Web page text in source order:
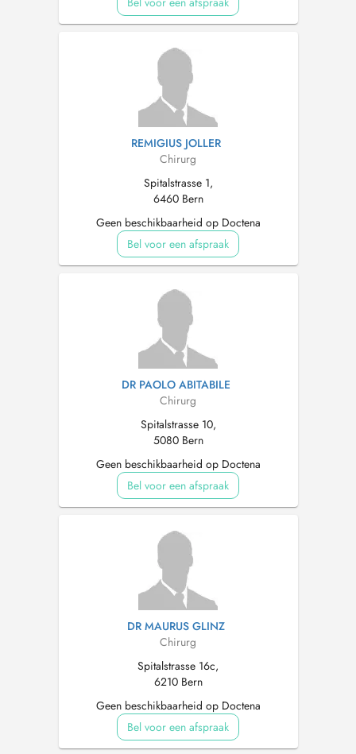
REMIGIUS JOLLER
Chirurg
Spitalstrasse 1,
6460 Bern
Geen beschikbaarheid op Doctena
Bel voor een afspraak
DR PAOLO ABITABILE
Chirurg
Spitalstrasse 10,
5080 Bern
Geen beschikbaarheid op Doctena
Bel voor een afspraak
DR MAURUS GLINZ
Chirurg
Spitalstrasse 16c,
6210 Bern
Geen beschikbaarheid op Doctena
Bel voor een afspraak